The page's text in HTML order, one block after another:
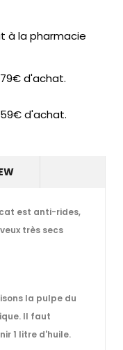
à la pharmacie
d'achat.
d'achat.
est anti-rides,
très secs
la pulpe du
Il faut
1 litre d'huile.